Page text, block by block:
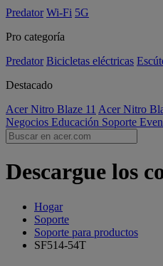
Predator Wi-Fi 5G
Pro categoría
Predator Bicicletas eléctricas
Destacado
Acer Nitro Blaze 11 Acer Nitro
Negocios Educación Soporte
Descargue los
Hogar
Soporte
Soporte para productos
SF514-54T